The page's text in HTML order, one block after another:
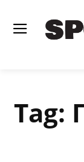
Tag: